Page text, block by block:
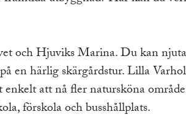
och Hjuviks Marina. Du kan
en härlig skärgårdstur. Lilla
att nå fler natursköna
förskola och busshållplats.